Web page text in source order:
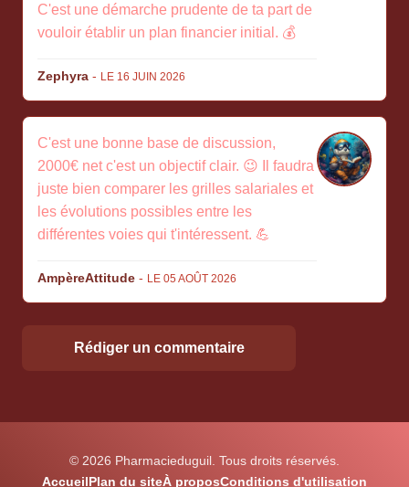
C'est une démarche prudente de ta part de
vouloir établir un plan financier initial. 💰
Zephyra - LE 16 JUIN 2026
C'est une bonne base de discussion,
2000€ net c'est un objectif clair. 😉 Il faudra
juste bien comparer les grilles salariales et
les évolutions possibles entre les
différentes voies qui t'intéressent. 💪
AmpèreAttitude - LE 05 AOÛT 2026
Rédiger un commentaire
© 2026 Pharmacieduguil. Tous droits réservés.
AccueilPlan du siteÀ proposConditions d'utilisation